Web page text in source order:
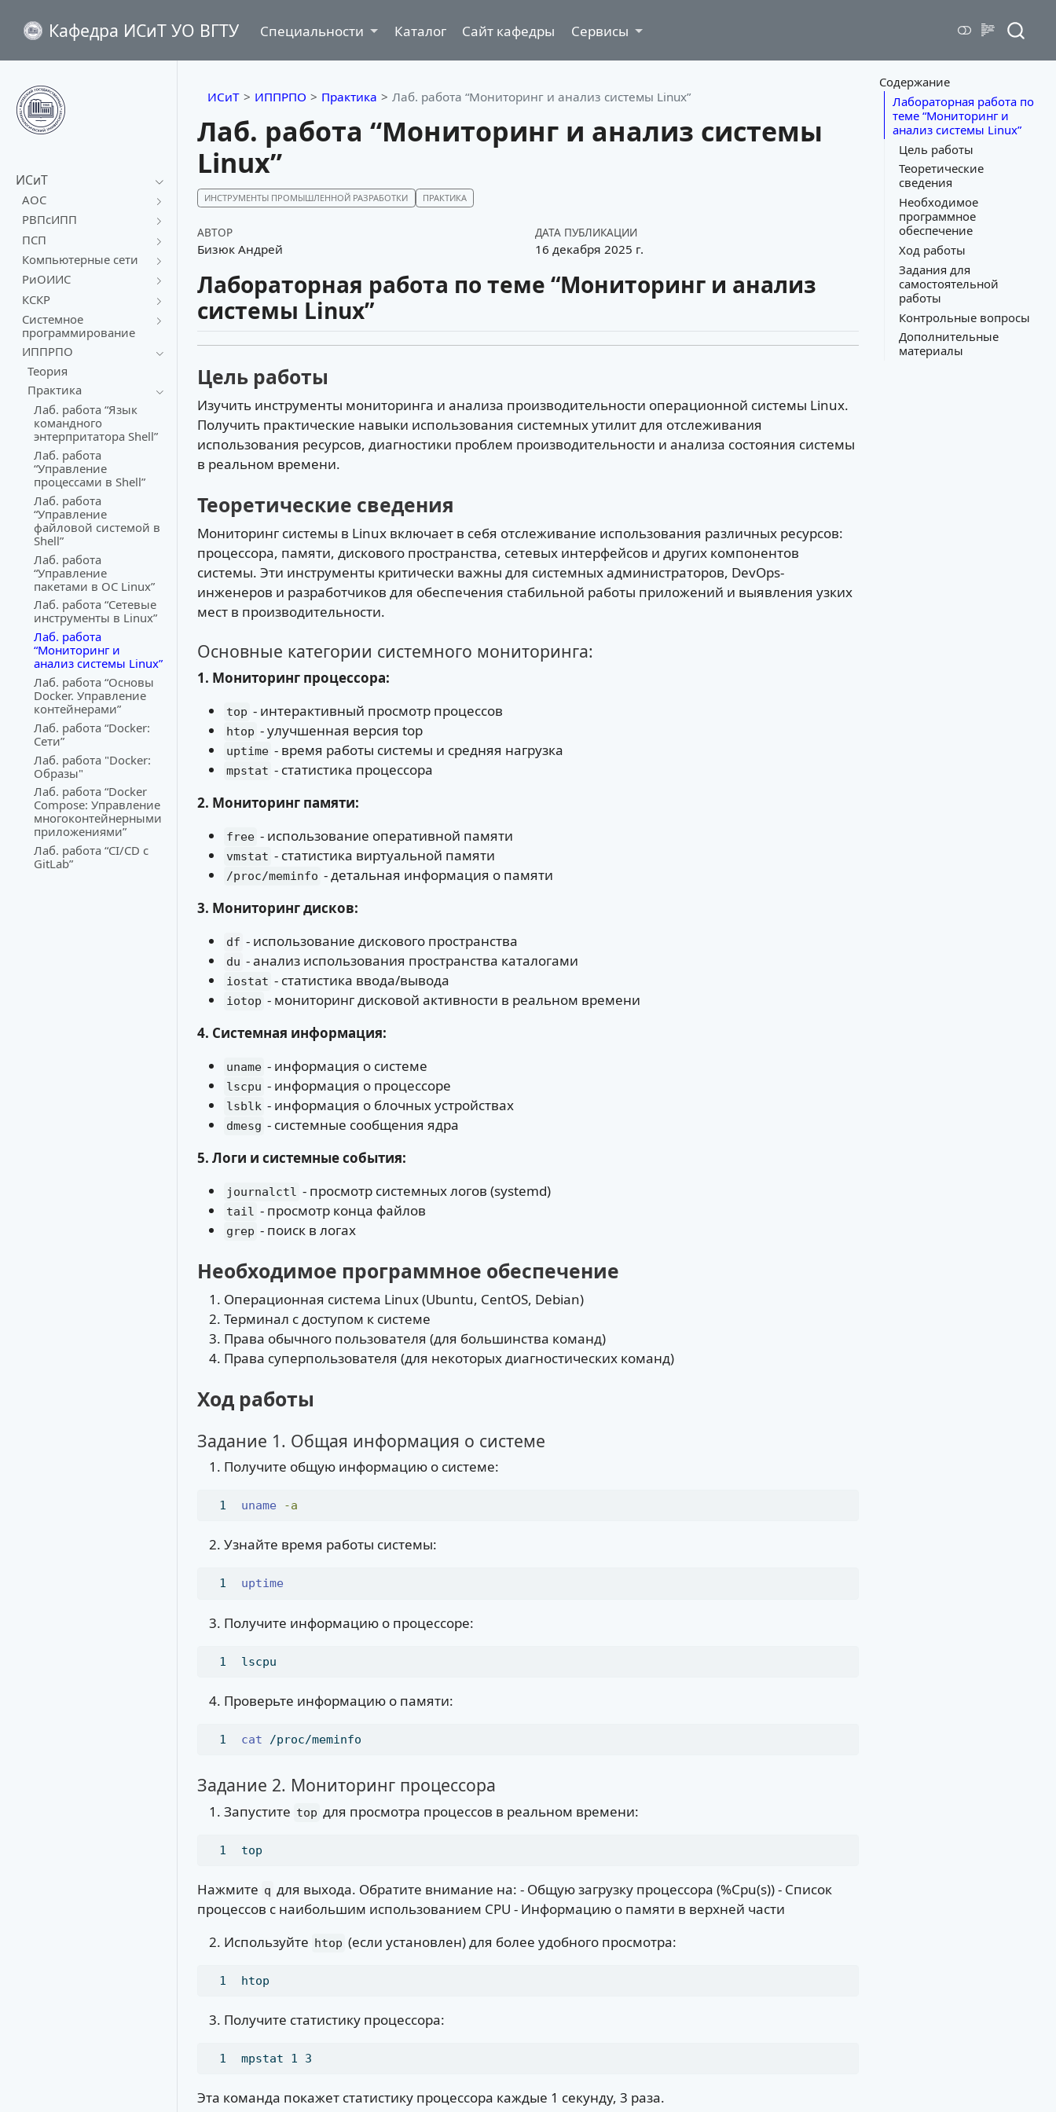
Кафедра ИСиТ УО ВГТУ Специальности Каталог Сайт кафедры Сервисы
ИСиТ
АОС
РВПсИПП
ПСП
Компьютерные сети
РиОИИС
КСКР
Системное
программирование
ИППРПО
Теория
Практика
Лаб. работа “Язык
командного
энтерпритатора Shell”
Лаб. работа
“Управление
процессами в Shell”
Лаб. работа
“Управление
файловой системой в
Shell”
Лаб. работа
“Управление
пакетами в ОС Linux”
Лаб. работа “Сетевые
инструменты в Linux”
Лаб. работа
“Мониторинг и
анализ системы Linux”
Лаб. работа “Основы
Docker. Управление
контейнерами”
Лаб. работа “Docker:
Сети”
Лаб. работа "Docker:
Образы"
Лаб. работа “Docker
Compose: Управление
многоконтейнерными
приложениями”
Лаб. работа “CI/CD с
GitLab”
Содержание
Лабораторная работа по
теме “Мониторинг и
анализ системы Linux”
Цель работы
Теоретические
сведения
Необходимое
программное
обеспечение
Ход работы
Задания для
самостоятельной
работы
Контрольные вопросы
Дополнительные
материалы
ИСиТ ИППРПО Практика Лаб. работа “Мониторинг и анализ системы Linux”
Лаб. работа “Мониторинг и анализ системы
Linux”
ИНСТРУМЕНТЫ ПРОМЫШЛЕННОЙ РАЗРАБОТКИ ПРАКТИКА
АВТОР
Бизюк Андрей
ДАТА ПУБЛИКАЦИИ
16 декабря 2025 г.
Лабораторная работа по теме “Мониторинг и анализ
системы Linux”
Цель работы
Изучить инструменты мониторинга и анализа производительности операционной системы Linux.
Получить практические навыки использования системных утилит для отслеживания
использования ресурсов, диагностики проблем производительности и анализа состояния системы
в реальном времени.
Теоретические сведения
Мониторинг системы в Linux включает в себя отслеживание использования различных ресурсов:
процессора, памяти, дискового пространства, сетевых интерфейсов и других компонентов
системы. Эти инструменты критически важны для системных администраторов, DevOps-
инженеров и разработчиков для обеспечения стабильной работы приложений и выявления узких
мест в производительности.
Основные категории системного мониторинга:
1. Мониторинг процессора:
top - интерактивный просмотр процессов
htop - улучшенная версия top
uptime - время работы системы и средняя нагрузка
mpstat - статистика процессора
2. Мониторинг памяти:
free - использование оперативной памяти
vmstat - статистика виртуальной памяти
/proc/meminfo - детальная информация о памяти
3. Мониторинг дисков:
df - использование дискового пространства
du - анализ использования пространства каталогами
iostat - статистика ввода/вывода
iotop - мониторинг дисковой активности в реальном времени
4. Системная информация:
uname - информация о системе
lscpu - информация о процессоре
lsblk - информация о блочных устройствах
dmesg - системные сообщения ядра
5. Логи и системные события:
journalctl - просмотр системных логов (systemd)
tail - просмотр конца файлов
grep - поиск в логах
Необходимое программное обеспечение
Операционная система Linux (Ubuntu, CentOS, Debian)
Терминал с доступом к системе
Права обычного пользователя (для большинства команд)
Права суперпользователя (для некоторых диагностических команд)
Ход работы
Задание 1. Общая информация о системе
Получите общую информацию о системе:
uname -a
Узнайте время работы системы:
uptime
Получите информацию о процессоре:
lscpu
Проверьте информацию о памяти:
cat /proc/meminfo
Задание 2. Мониторинг процессора
Запустите top для просмотра процессов в реальном времени:
top
Нажмите q для выхода. Обратите внимание на: - Общую загрузку процессора (%Cpu(s)) - Список
процессов с наибольшим использованием CPU - Информацию о памяти в верхней части
Используйте htop (если установлен) для более удобного просмотра:
htop
Получите статистику процессора:
mpstat 1 3
Эта команда покажет статистику процессора каждые 1 секунду, 3 раза.